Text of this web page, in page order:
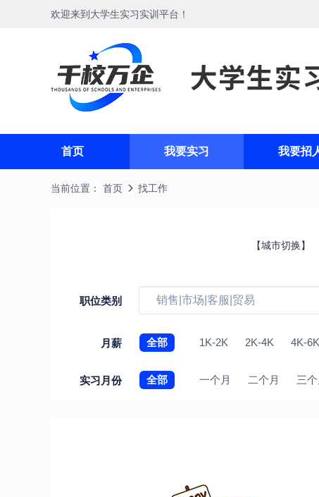
欢迎来到大学生实习实训平台！
首页 我要实习 我要招
当前位置： 首页 找工作
职位类别
月薪 全部 1K-2K 2K-4K 4K-6K
实习月份 全部 一个月 二个月 三个